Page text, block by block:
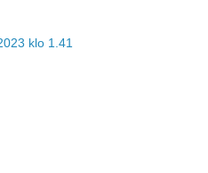
klo 1.41